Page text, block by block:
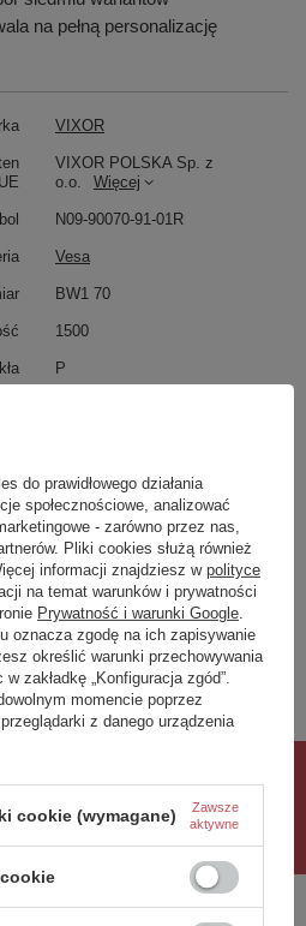
na pełną personalizację
VIXOR
VIXOR POLSKA Sp. z
o.o.
Więcej
N09-90070-91-01R
Vesa
BW1 70
1500
P
Masz pytania?
publikując
Zadaj pytanie
opinię
ocena:
5/5
do prawidłowego działania
społecznościowe, analizować
- zarówno przez nas,
Pliki cookies służą również
informacji znajdziesz w polityce
na temat warunków i prywatności
Prywatność i warunki Google
oznacza zgodę na ich zapisywanie
określić warunki przechowywania
zakładkę „Konfiguracja zgód”.
momencie poprzez
z danego urządzenia
cookie (wymagane)
Zawsze
aktywne